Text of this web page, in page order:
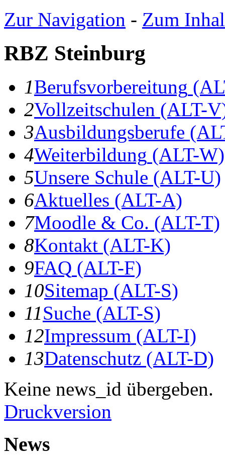
Zur Navigation - Zum
RBZ Steinburg
1Berufsvorbereitung
2Vollzeitschulen (ALT-
3Ausbildungsberufe
4Weiterbildung (ALT-W)
5Unsere Schule (ALT-U)
6Aktuelles (ALT-A)
7Moodle & Co. (ALT-T)
8Kontakt (ALT-K)
9FAQ (ALT-F)
10Sitemap (ALT-S)
11Suche (ALT-S)
12Impressum (ALT-I)
13Datenschutz (ALT-D)
Keine news_id übergeben.
Druckversion
News